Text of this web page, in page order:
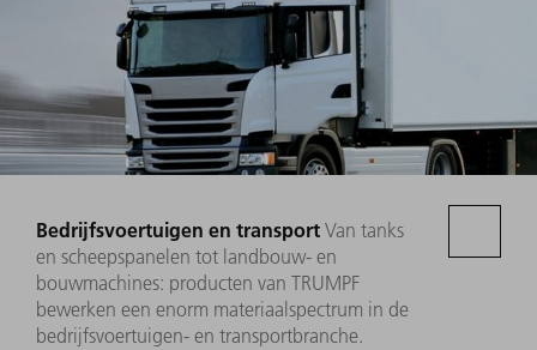
Bedrijfsvoertuigen en transport Van tanks
en scheepspanelen tot landbouw- en
bouwmachines: producten van TRUMPF
bewerken een enorm materiaalspectrum in de
bedrijfsvoertuigen- en transportbranche.